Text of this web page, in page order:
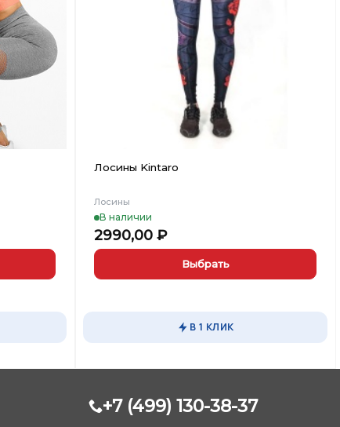
Лосины Kintaro
Лосины
В наличии
2990,00₽
Выбрать
Опции
выбрать
В 1 КЛИК
+7 (499) 130-38-37